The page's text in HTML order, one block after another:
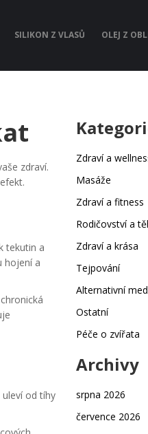
SILIKON Z VLASŮ OLEJ Z
zdraví.
tekutin a
hojení a
od tíhy
Zdraví a
Masáže
Zdraví a fitness
Rodičovství a
Zdraví a krása
Tejpování
Alternativní
Ostatní
Péče o zvířata
Archivy
srpna 2026
července 2026